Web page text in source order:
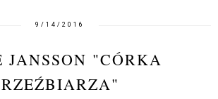
9/14/2016
JANSSON "CÓRKA
RZEŹBIARZA"